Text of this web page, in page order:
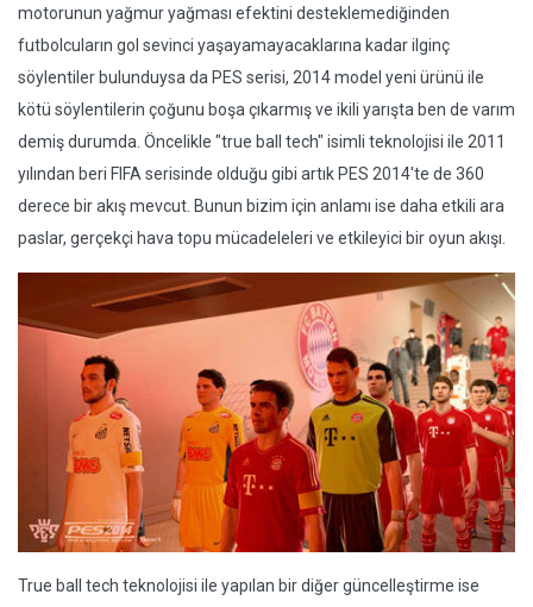
motorunun yağmur yağması efektini desteklemediğinden
futbolcuların gol sevinci yaşayamayacaklarına kadar ilginç
söylentiler bulunduysa da PES serisi, 2014 model yeni ürünü ile
kötü söylentilerin çoğunu boşa çıkarmış ve ikili yarışta ben de varım
demiş durumda. Öncelikle "true ball tech" isimli teknolojisi ile 2011
yılından beri FIFA serisinde olduğu gibi artık PES 2014'te de 360
derece bir akış mevcut. Bunun bizim için anlamı ise daha etkili ara
paslar, gerçekçi hava topu mücadeleleri ve etkileyici bir oyun akışı.
True ball tech teknolojisi ile yapılan bir diğer güncelleştirme ise